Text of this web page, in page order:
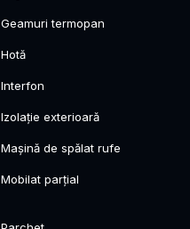
Geamuri termopan
Hotă
Interfon
Izolație exterioară
Mașină de spălat rufe
Mobilat parțial